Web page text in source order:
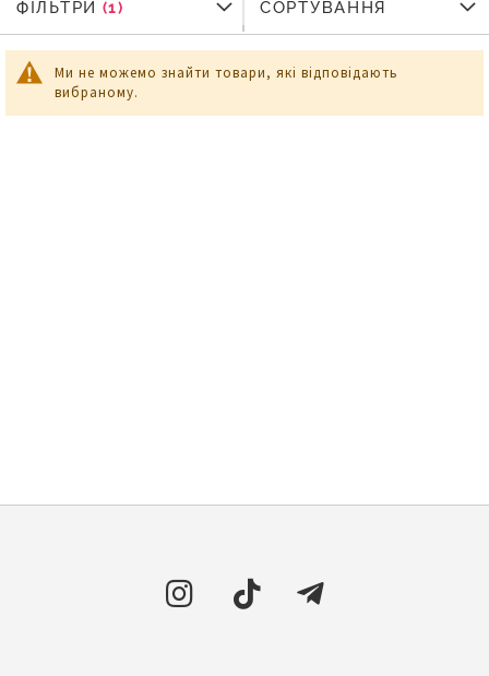
Ми не можемо знайти товари, які відповідають
вибраному.
ФІЛЬТРИ СОРТУВАННЯ